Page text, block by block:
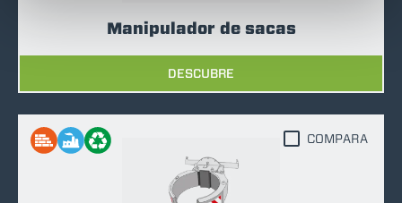
Manipulador de sacas
DESCUBRE
COMPARA